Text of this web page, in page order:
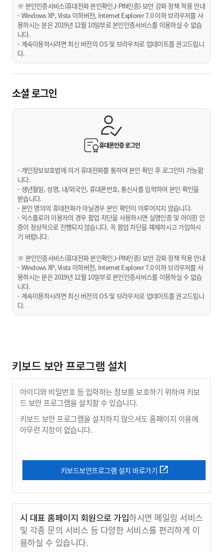
※ 본인인증서비스(휴대전화 본인확인,I-PIN인증) 보안 강화 정책 적용 안내
- Windows XP, Vista 이하버전, Internet Explorer 7.0 이하 브라우저를 사
용하시는 분은 2019년 12월 10일부로 본인인증서비스를 이용하실 수 없습
니다.
- 계속이용하시려면 최신 버전의 OS 및 브라우저로 업데이트를 권고드립니
다.
소셜 로그인
휴대폰인증로그인
- 개인정보보호법에 의거 휴대전화를 통하여 본인 확인 후 로그인이 가능합
니다.
- 생년월일, 성명, 내/외국인, 휴대폰번호, 통신사를 입력하여 본인 확인을
받습니다.
- 본인 명의의 휴대전화가 아닐경우 본인 확인이 이루어지지 않습니다.
- 익스플로러 이용자의 경우 팝업 차단을 사용하시면 실명인증 및 아이핀 인
증이 정상적으로 진행되지 않습니다. 꼭 팝업 차단을 해제하시고 가입하시
기 바랍니다.
※ 본인인증서비스(휴대전화 본인확인,I-PIN인증) 보안 강화 정책 적용 안내
- Windows XP, Vista 이하버전, Internet Explorer 7.0 이하 브라우저를 사
용하시는 분은 2019년 12월 10일부로 본인인증서비스를 이용하실 수 없습
니다.
- 계속이용하시려면 최신 버전의 OS 및 브라우저로 업데이트를 권고드립니
다.
키보드 보안 프로그램 설치
아이디와 비밀번호 등 입력하는 정보를 보호하기 위하여 키보
드 보안 프로그램을 설치할 수 있습니다.
키보드 보안 프로그램을 설치하지 않으셔도 홈페이지 이용에
아무런 지장이 없습니다.
키보드보안프로그램 설치 바로가기
시 대표 홈페이지 회원으로 가입하시면 메일링 서비스
및 각종 문의 서비스 등 다양한 서비스를 편리하게 이
용하실 수 있습니다.